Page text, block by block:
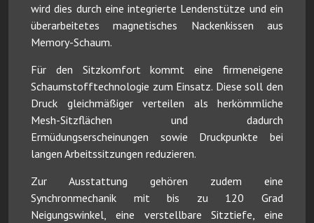
wird dies durch eine integrierte Lendenstütze und ein
überarbeitetes magnetisches Nackenkissen aus
Memory-Schaum.
Für den Sitzkomfort kommt eine firmeneigene
Schaumstofftechnologie zum Einsatz. Diese soll den
Druck gleichmäßiger verteilen als herkömmliche
Mesh-Sitzflächen und dadurch
Ermüdungserscheinungen sowie Druckpunkte bei
langen Arbeitssitzungen reduzieren.
Zur Ausstattung gehören zudem eine
Synchronmechanik mit bis zu 120 Grad
Neigungswinkel, eine verstellbare Sitztiefe, eine